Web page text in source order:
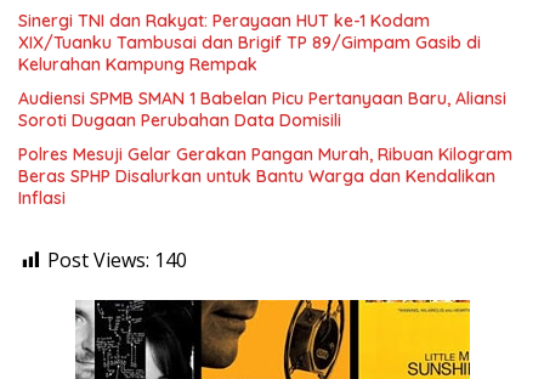
Sinergi TNI dan Rakyat: Perayaan HUT ke-1 Kodam
XIX/Tuanku Tambusai dan Brigif TP 89/Gimpam Gasib di
Kelurahan Kampung Rempak
Audiensi SPMB SMAN 1 Babelan Picu Pertanyaan Baru, Aliansi
Soroti Dugaan Perubahan Data Domisili
Polres Mesuji Gelar Gerakan Pangan Murah, Ribuan Kilogram
Beras SPHP Disalurkan untuk Bantu Warga dan Kendalikan
Inflasi
Post Views: 140